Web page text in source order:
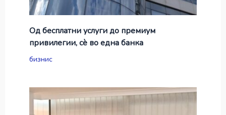
Од бесплатни услуги до премиум
привилегии, сè во една банка
бизнис